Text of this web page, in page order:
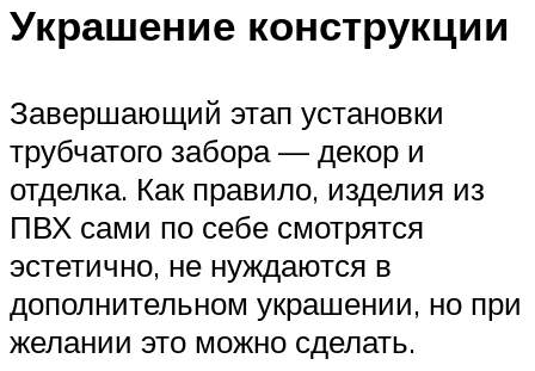
Украшение конструкции
Завершающий этап установки
трубчатого забора — декор и
отделка. Как правило, изделия из
ПВХ сами по себе смотрятся
эстетично, не нуждаются в
дополнительном украшении, но при
желании это можно сделать.